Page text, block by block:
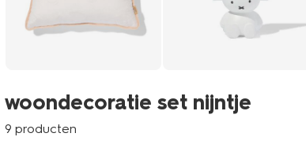
woondecoratie set nijntje
9 producten